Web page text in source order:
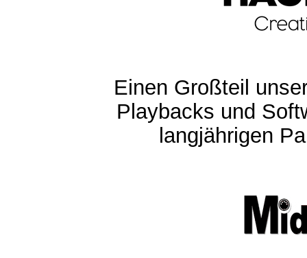
Einen Großteil
Playbacks und
langjährigen